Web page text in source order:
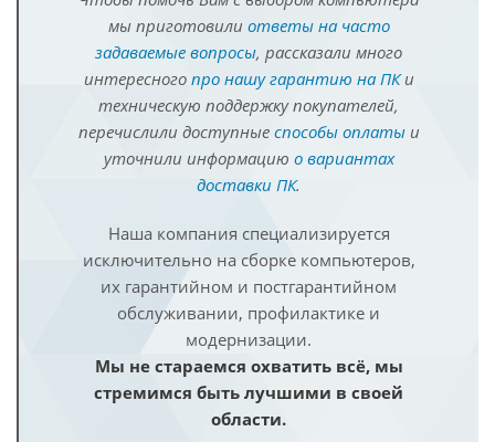
мы приготовили ответы на часто
задаваемые вопросы, рассказали много
интересного про нашу гарантию на ПКи
техническую поддержку покупателей,
перечислили доступные способы оплатыи
уточнили информацию о вариантах
доставки ПК.
Наша компания специализируется
исключительно на сборке компьютеров,
их гарантийном и постгарантийном
обслуживании, профилактике и
модернизации.
Мы не стараемся охватить всё, мы
стремимся быть лучшими в своей
области.